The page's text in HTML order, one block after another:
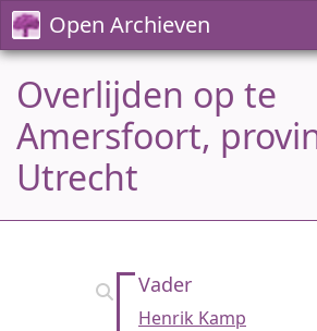
Open Archieven
Overlijden op te
Amersfoort,
Utrecht
Vader
Henrik Kamp